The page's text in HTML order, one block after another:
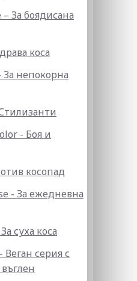
За боядисана
коса
непокорна
- Боя и
косопад
- За ежедневна
суха коса
Веган серия с